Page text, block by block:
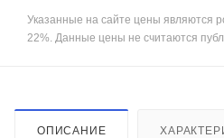
Указанные на сайте цены являются
22%. Данные цены не считаются
ОПИСАНИЕ